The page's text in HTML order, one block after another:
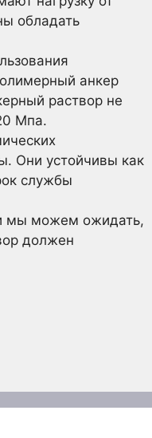
обладать
анкер
раствор не
Мпа.
Они устойчивы как
службы
мы можем ожидать,
должен